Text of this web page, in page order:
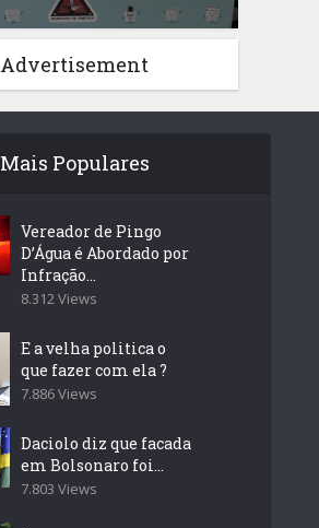
Advertisement
Mais Populares
Vereador de Pingo
D’Água é Abordado por
Infração...
8.312 Views
E a velha politica o
que fazer com ela ?
7.886 Views
Daciolo diz que facada
em Bolsonaro foi...
7.803 Views